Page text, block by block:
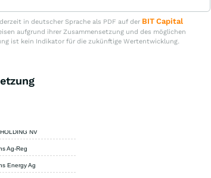
in deutscher Sprache als PDF auf der BIT Capital
aufgrund ihrer Zusammensetzung und des möglichen
ist kein Indikator für die zukünftige Wertentwicklung.
NV
Ag-Reg
Energy Ag